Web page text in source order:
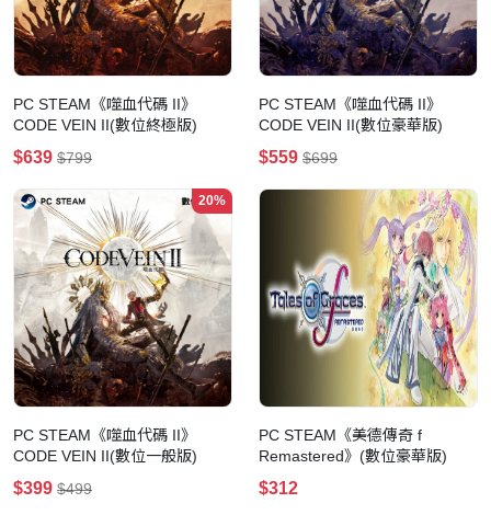
PC STEAM《噬血代碼 II》
CODE VEIN II(數位終極版)
$639 $799
PC STEAM《噬血代碼 II》
CODE VEIN II(數位豪華版)
$559 $699
20%
PC STEAM《噬血代碼 II》
CODE VEIN II(數位一般版)
$399 $499
PC STEAM《美德傳奇 f
Remastered》(數位豪華版)
$312